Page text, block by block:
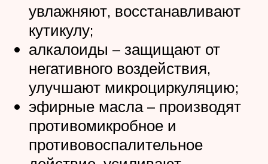
увлажняют, восстанавливают
кутикулу;
алкалоиды – защищают от
негативного воздействия,
улучшают микроциркуляцию;
эфирные масла – производят
противомикробное и
противовоспалительное